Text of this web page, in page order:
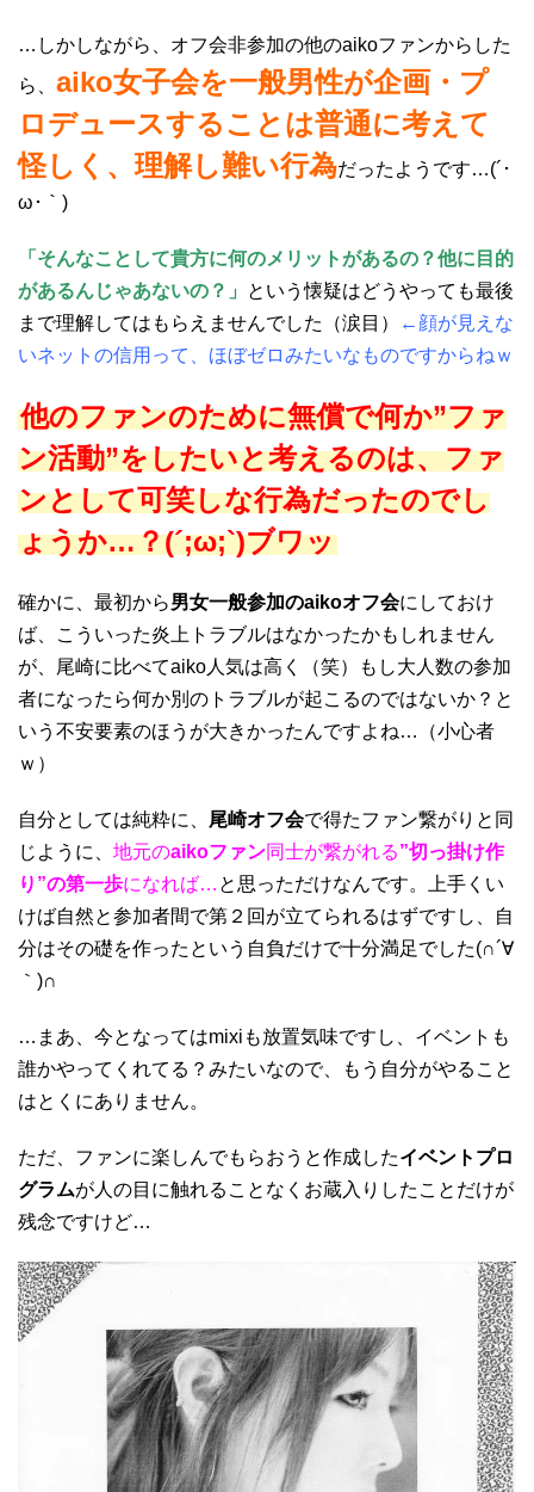
…しかしながら、オフ会非参加の他のaikoファンからした
ら、 aiko女子会を一般男性が企画・プ
ロデュースすることは普通に考えて
怪しく、理解し難い行為だったようです…(´･
ω･｀)
「そんなことして貴方に何のメリットがあるの？他に目的
があるんじゃあないの？」
という懐疑はどうやっても最後
まで理解してはもらえませんでした（涙目）
←顔が見えな
いネットの信用って、ほぼゼロみたいなものですからねｗ
他のファンのために無償で何か”ファ
ン活動”をしたいと考えるのは、ファ
ンとして可笑しな行為だったのでし
ょうか…？(´;ω;`)ブワッ
確かに、最初から男女一般参加のaikoオフ会にしておけ
ば、こういった炎上トラブルはなかったかもしれません
が、尾崎に比べてaiko人気は高く（笑）もし大人数の参加
者になったら何か別のトラブルが起こるのではないか？と
いう不安要素のほうが大きかったんですよね…（小心者
ｗ）
自分としては純粋に、 尾崎オフ会で得たファン繋がりと同
じように、 地元のaikoファン同士が繋がれる”切っ掛け作
り”の第一歩になれば… と思っただけなんです。上手くい
けば自然と参加者間で第２回が立てられるはずですし、自
分はその礎を作ったという自負だけで十分満足でした(∩´∀
｀)∩
…まあ、今となってはmixiも放置気味ですし、イベントも
誰かやってくれてる？みたいなので、もう自分がやること
はとくにありません。
ただ、ファンに楽しんでもらおうと作成したイベントプロ
グラムが人の目に触れることなくお蔵入りしたことだけが
残念ですけど…